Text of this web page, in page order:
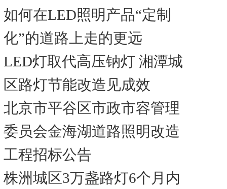
如何在LED照明产品“定制
化”的道路上走的更远
LED灯取代高压钠灯 湘潭城
区路灯节能改造见成效
北京市平谷区市政市容管理
委员会金海湖道路照明改造
工程招标公告
株洲城区3万盏路灯6个月内